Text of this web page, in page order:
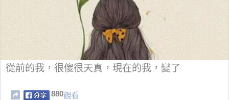
從前的我，很傻很天真，現在的我，變了
880觀看